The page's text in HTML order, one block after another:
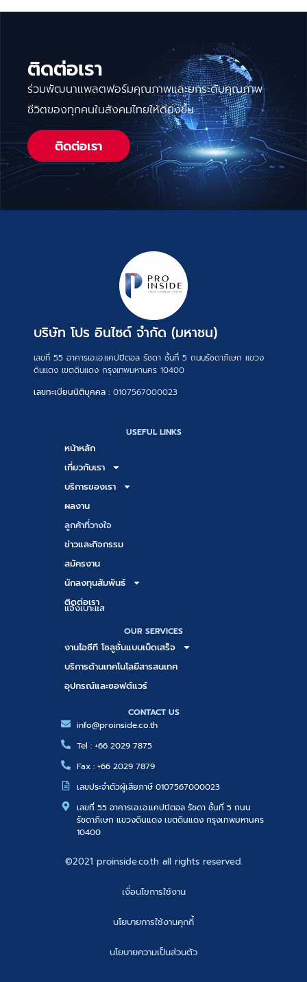
ติดต่อเรา
ร่วมพัฒนาแพลตฟอร์มคุณภาพและยกระดับคุณภาพ
ชีวิตของทุกคนในสังคมไทยให้ดียิ่งขึ้น
ติดต่อเรา
บริษัท โปร อินไซด์ จำกัด (มหาชน)
เลขที่ 55 อาคารเอ.เอ.แคปปิตอล รัชดา ชั้นที่ 5 ถนนรัชดาภิเษก แขวง
ดินแดง เขตดินแดง กรุงเทพมหานคร 10400
เลขทะเบียนนิติบุคคล : 0107567000023
USEFUL LINKS
หน้าหลัก
เกี่ยวกับเรา
บริการของเรา
ผลงาน
ลูกค้าที่วางใจ
ข่าวและกิจกรรม
สมัครงาน
นักลงทุนสัมพันธ์
ติดต่อเรา
แจ้งเบาะแส
OUR SERVICES
งานไอซีที โซลูชั่นแบบเบ็ดเสร็จ
บริการด้านเทคโนโลยีสารสนเทศ
อุปกรณ์และซอฟต์แวร์
CONTACT US
info@proinside.co.th
Tel : +66 2029 7875
Fax : +66 2029 7879
เลขประจำตัวผู้เสียภาษี 0107567000023
เลขที่ 55 อาคารเอ.เอ.แคปปิตอล รัชดา ชั้นที่ 5 ถนน
รัชดาภิเษก แขวงดินแดง เขตดินแดง กรุงเทพมหานคร
10400
©2021 proinside.co.th all rights reserved.
เงื่อนไขการใช้งาน
นโยบายการใช้งานคุกกี้
นโยบายความเป็นส่วนตัว